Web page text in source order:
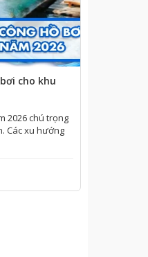
cho khu
2026 chú trọng
Các xu hướng